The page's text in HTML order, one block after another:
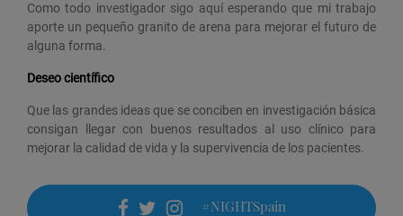
Como todo investigador sigo aquí esperando que mi trabajo
aporte un pequeño granito de arena para mejorar el futuro de
alguna forma.
Deseo científico
Que las grandes ideas que se conciben en investigación básica
consigan llegar con buenos resultados al uso clínico para
mejorar la calidad de vida y la supervivencia de los pacientes.
#NIGHTSpain